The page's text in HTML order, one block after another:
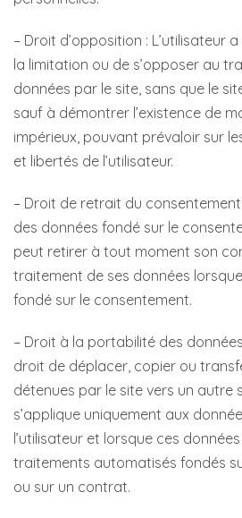
– Droit d’opposition : L’utilisateur
la limitation ou de s’opposer au
données par le site, sans que le
sauf à démontrer l’existence de
impérieux, pouvant prévaloir sur
et libertés de l’utilisateur.
– Droit de retrait du
des données fondé sur le
peut retirer à tout moment son
traitement de ses données
fondé sur le consentement.
– Droit à la portabilité des
droit de déplacer, copier ou
détenues par le site vers un autre
s’applique uniquement aux
l’utilisateur et lorsque ces
traitements automatisés fondés
ou sur un contrat.